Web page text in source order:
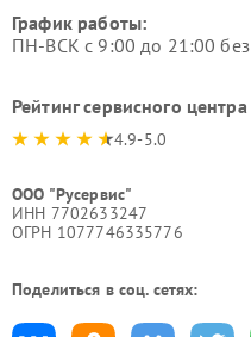
График работы:
ПН-ВСК с 9:00 до 21:00
Рейтинг сервисного центра
4.9-5.0
ООО "Русервис"
ИНН 7702633247
ОГРН 1077746335776
Поделиться в соц. сетях: